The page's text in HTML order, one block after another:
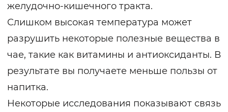
желудочно-кишечного тракта.
Слишком высокая температура может
разрушить некоторые полезные вещества в
чае, такие как витамины и антиоксиданты. В
результате вы получаете меньше пользы от
напитка.
Некоторые исследования показывают связь